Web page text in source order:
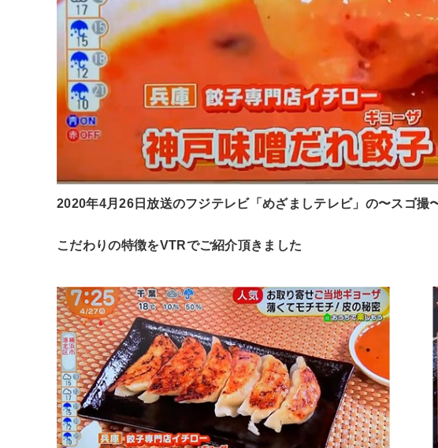
2020年4月26日放送のフジテレビ「めざましテレビ」の〜スゴ撮
こだわりの特徴をVTRでご紹介頂きました